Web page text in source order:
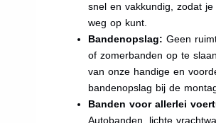
snel en vakkundig, zodat
weg op kunt.
Bandenopslag: Geen
of zomerbanden op te
van onze handige en
bandenopslag bij de
Banden voor allerlei
Autobanden, lichte